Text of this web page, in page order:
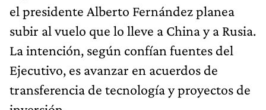
el presidente Alberto Fernández planea
subir al vuelo que lo lleve a China y a Rusia.
La intención, según confían fuentes del
Ejecutivo, es avanzar en acuerdos de
transferencia de tecnología y proyectos de